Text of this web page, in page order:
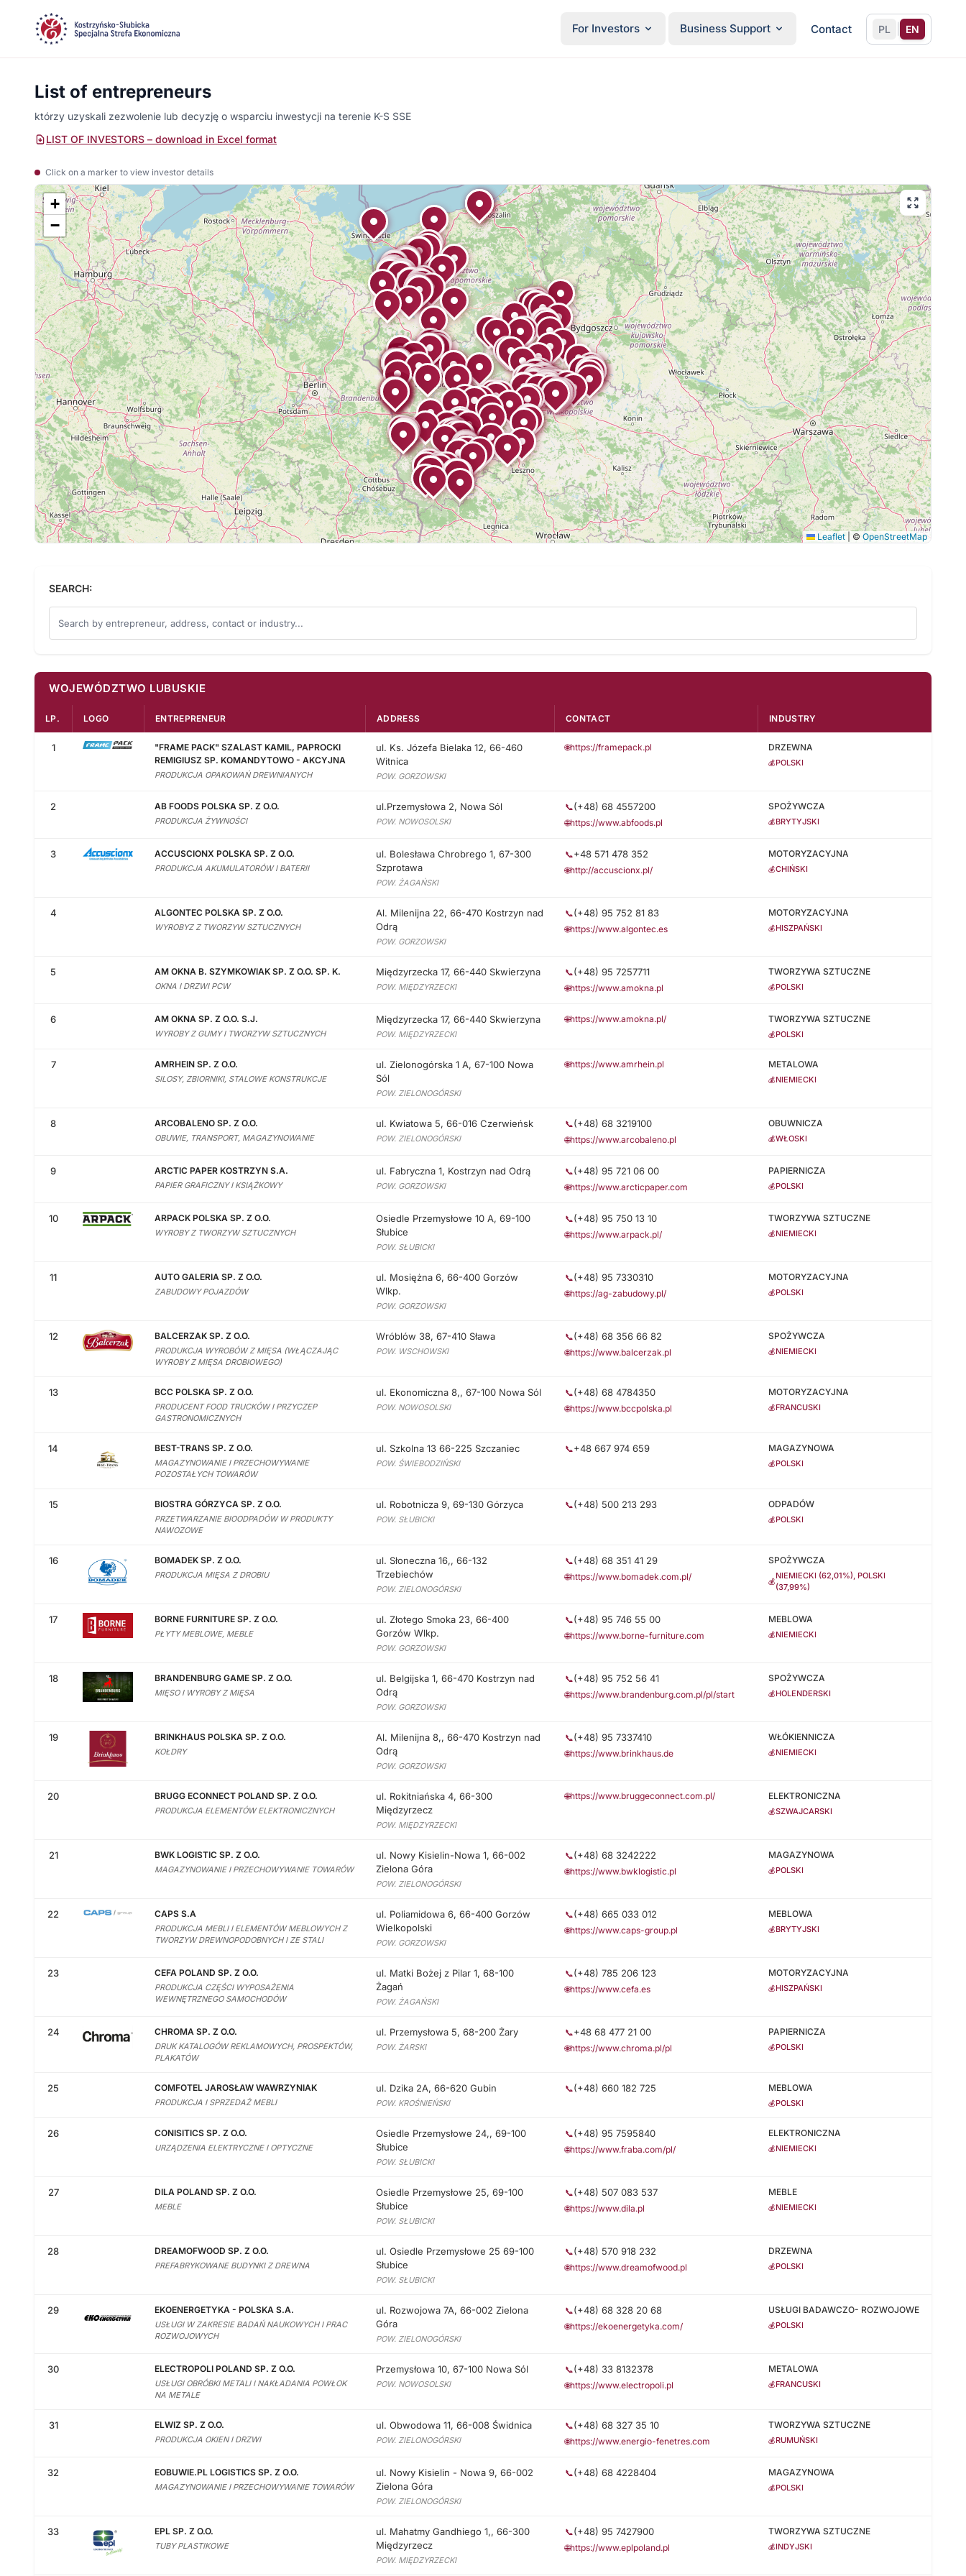
For Investors Business Support Contact PL EN
List of entrepreneurs
którzy uzyskali zezwolenie lub decyzję o wsparciu inwestycji na terenie K-S SSE
LIST OF INVESTORS – download in Excel format
Click on a marker to view investor details
+
−
Leaflet © OpenStreetMap
SEARCH:
WOJEWÓDZTWO LUBUSKIE
LP. LOGO ENTREPRENEUR ADDRESS CONTACT INDUSTRY
1
"FRAME PACK" SZALAST KAMIL, PAPROCKI
REMIGIUSZ SP. KOMANDYTOWO - AKCYJNA
PRODUKCJA OPAKOWAŃ DREWNIANYCH
ul. Ks. Józefa Bielaka 12, 66-460
Witnica
POW. GORZOWSKI
🌐https://framepack.pl DRZEWNA
💰POLSKI
2 AB FOODS POLSKA SP. Z O.O.
PRODUKCJA ŻYWNOŚCI
ul.Przemysłowa 2, Nowa Sól
POW. NOWOSOLSKI
📞(+48) 68 4557200
🌐https://www.abfoods.pl
SPOŻYWCZA
💰BRYTYJSKI
3 ACCUSCIONX POLSKA SP. Z O.O.
PRODUKCJA AKUMULATORÓW I BATERII
ul. Bolesława Chrobrego 1, 67-300
Szprotawa
POW. ŻAGAŃSKI
📞+48 571 478 352
🌐http://accuscionx.pl/
MOTORYZACYJNA
💰CHIŃSKI
4 ALGONTEC POLSKA SP. Z O.O.
WYROBYZ Z TWORZYW SZTUCZNYCH
Al. Milenijna 22, 66-470 Kostrzyn nad
Odrą
POW. GORZOWSKI
📞(+48) 95 752 81 83
🌐https://www.algontec.es
MOTORYZACYJNA
💰HISZPAŃSKI
5 AM OKNA B. SZYMKOWIAK SP. Z O.O. SP. K.
OKNA I DRZWI PCW
Międzyrzecka 17, 66-440 Skwierzyna
POW. MIĘDZYRZECKI
📞(+48) 95 7257711
🌐https://www.amokna.pl
TWORZYWA SZTUCZNE
💰POLSKI
6 AM OKNA SP. Z O.O. S.J.
WYROBY Z GUMY I TWORZYW SZTUCZNYCH
Międzyrzecka 17, 66-440 Skwierzyna
POW. MIĘDZYRZECKI
🌐https://www.amokna.pl/ TWORZYWA SZTUCZNE
💰POLSKI
7 AMRHEIN SP. Z O.O.
SILOSY, ZBIORNIKI, STALOWE KONSTRUKCJE
ul. Zielonogórska 1 A, 67-100 Nowa
Sól
POW. ZIELONOGÓRSKI
🌐https://www.amrhein.pl METALOWA
💰NIEMIECKI
8 ARCOBALENO SP. Z O.O.
OBUWIE, TRANSPORT, MAGAZYNOWANIE
ul. Kwiatowa 5, 66-016 Czerwieńsk
POW. ZIELONOGÓRSKI
📞(+48) 68 3219100
🌐https://www.arcobaleno.pl
OBUWNICZA
💰WŁOSKI
9 ARCTIC PAPER KOSTRZYN S.A.
PAPIER GRAFICZNY I KSIĄŻKOWY
ul. Fabryczna 1, Kostrzyn nad Odrą
POW. GORZOWSKI
📞(+48) 95 721 06 00
🌐https://www.arcticpaper.com
PAPIERNICZA
💰POLSKI
10 ARPACK POLSKA SP. Z O.O.
WYROBY Z TWORZYW SZTUCZNYCH
Osiedle Przemysłowe 10 A, 69-100
Słubice
POW. SŁUBICKI
📞(+48) 95 750 13 10
🌐https://www.arpack.pl/
TWORZYWA SZTUCZNE
💰NIEMIECKI
11 AUTO GALERIA SP. Z O.O.
ZABUDOWY POJAZDÓW
ul. Mosiężna 6, 66-400 Gorzów
Wlkp.
POW. GORZOWSKI
📞(+48) 95 7330310
🌐https://ag-zabudowy.pl/
MOTORYZACYJNA
💰POLSKI
12 BALCERZAK SP. Z O.O.
PRODUKCJA WYROBÓW Z MIĘSA (WŁĄCZAJĄC
WYROBY Z MIĘSA DROBIOWEGO)
Wróblów 38, 67-410 Sława
POW. WSCHOWSKI
📞(+48) 68 356 66 82
🌐https://www.balcerzak.pl
SPOŻYWCZA
💰NIEMIECKI
13 BCC POLSKA SP. Z O.O.
PRODUCENT FOOD TRUCKÓW I PRZYCZEP
GASTRONOMICZNYCH
ul. Ekonomiczna 8,, 67-100 Nowa Sól
POW. NOWOSOLSKI
📞(+48) 68 4784350
🌐https://www.bccpolska.pl
MOTORYZACYJNA
💰FRANCUSKI
14 BEST-TRANS SP. Z O.O.
MAGAZYNOWANIE I PRZECHOWYWANIE
POZOSTAŁYCH TOWARÓW
ul. Szkolna 13 66-225 Szczaniec
POW. ŚWIEBODZIŃSKI
📞+48 667 974 659 MAGAZYNOWA
💰POLSKI
15 BIOSTRA GÓRZYCA SP. Z O.O.
PRZETWARZANIE BIOODPADÓW W PRODUKTY
NAWOZOWE
ul. Robotnicza 9, 69-130 Górzyca
POW. SŁUBICKI
📞(+48) 500 213 293 ODPADÓW
💰POLSKI
16 BOMADEK SP. Z O.O.
PRODUKCJA MIĘSA Z DROBIU
ul. Słoneczna 16,, 66-132
Trzebiechów
POW. ZIELONOGÓRSKI
📞(+48) 68 351 41 29
🌐https://www.bomadek.com.pl/
SPOŻYWCZA
💰
NIEMIECKI (62,01%), POLSKI
(37,99%)
17 BORNE FURNITURE SP. Z O.O.
PŁYTY MEBLOWE, MEBLE
ul. Złotego Smoka 23, 66-400
Gorzów Wlkp.
POW. GORZOWSKI
📞(+48) 95 746 55 00
🌐https://www.borne-furniture.com
MEBLOWA
💰NIEMIECKI
18 BRANDENBURG GAME SP. Z O.O.
MIĘSO I WYROBY Z MIĘSA
ul. Belgijska 1, 66-470 Kostrzyn nad
Odrą
POW. GORZOWSKI
📞(+48) 95 752 56 41
🌐https://www.brandenburg.com.pl/pl/start
SPOŻYWCZA
💰HOLENDERSKI
19 BRINKHAUS POLSKA SP. Z O.O.
KOŁDRY
Al. Milenijna 8,, 66-470 Kostrzyn nad
Odrą
POW. GORZOWSKI
📞(+48) 95 7337410
🌐https://www.brinkhaus.de
WŁÓKIENNICZA
💰NIEMIECKI
20 BRUGG ECONNECT POLAND SP. Z O.O.
PRODUKCJA ELEMENTÓW ELEKTRONICZNYCH
ul. Rokitniańska 4, 66-300
Międzyrzecz
POW. MIĘDZYRZECKI
🌐https://www.bruggeconnect.com.pl/ ELEKTRONICZNA
💰SZWAJCARSKI
21 BWK LOGISTIC SP. Z O.O.
MAGAZYNOWANIE I PRZECHOWYWANIE TOWARÓW
ul. Nowy Kisielin-Nowa 1, 66-002
Zielona Góra
POW. ZIELONOGÓRSKI
📞(+48) 68 3242222
🌐https://www.bwklogistic.pl
MAGAZYNOWA
💰POLSKI
22 CAPS S.A
PRODUKCJA MEBLI I ELEMENTÓW MEBLOWYCH Z
TWORZYW DREWNOPODOBNYCH I ZE STALI
ul. Poliamidowa 6, 66-400 Gorzów
Wielkopolski
POW. GORZOWSKI
📞(+48) 665 033 012
🌐https://www.caps-group.pl
MEBLOWA
💰BRYTYJSKI
23 CEFA POLAND SP. Z O.O.
PRODUKCJA CZĘŚCI WYPOSAŻENIA
WEWNĘTRZNEGO SAMOCHODÓW
ul. Matki Bożej z Pilar 1, 68-100
Żagań
POW. ŻAGAŃSKI
📞(+48) 785 206 123
🌐https://www.cefa.es
MOTORYZACYJNA
💰HISZPAŃSKI
24 CHROMA SP. Z O.O.
DRUK KATALOGÓW REKLAMOWYCH, PROSPEKTÓW,
PLAKATÓW
ul. Przemysłowa 5, 68-200 Żary
POW. ŻARSKI
📞+48 68 477 21 00
🌐https://www.chroma.pl/pl
PAPIERNICZA
💰POLSKI
25 COMFOTEL JAROSŁAW WAWRZYNIAK
PRODUKCJA I SPRZEDAŻ MEBLI
ul. Dzika 2A, 66-620 Gubin
POW. KROŚNIEŃSKI
📞(+48) 660 182 725 MEBLOWA
💰POLSKI
26 CONISITICS SP. Z O.O.
URZĄDZENIA ELEKTRYCZNE I OPTYCZNE
Osiedle Przemysłowe 24,, 69-100
Słubice
POW. SŁUBICKI
📞(+48) 95 7595840
🌐https://www.fraba.com/pl/
ELEKTRONICZNA
💰NIEMIECKI
27 DILA POLAND SP. Z O.O.
MEBLE
Osiedle Przemysłowe 25, 69-100
Słubice
POW. SŁUBICKI
📞(+48) 507 083 537
🌐https://www.dila.pl
MEBLE
💰NIEMIECKI
28 DREAMOFWOOD SP. Z O.O.
PREFABRYKOWANE BUDYNKI Z DREWNA
ul. Osiedle Przemysłowe 25 69-100
Słubice
POW. SŁUBICKI
📞(+48) 570 918 232
🌐https://www.dreamofwood.pl
DRZEWNA
💰POLSKI
29 EKOENERGETYKA - POLSKA S.A.
USŁUGI W ZAKRESIE BADAŃ NAUKOWYCH I PRAC
ROZWOJOWYCH
ul. Rozwojowa 7A, 66-002 Zielona
Góra
POW. ZIELONOGÓRSKI
📞(+48) 68 328 20 68
🌐https://ekoenergetyka.com/
USŁUGI BADAWCZO- ROZWOJOWE
💰POLSKI
30 ELECTROPOLI POLAND SP. Z O.O.
USŁUGI OBRÓBKI METALI I NAKŁADANIA POWŁOK
NA METALE
Przemysłowa 10, 67-100 Nowa Sól
POW. NOWOSOLSKI
📞(+48) 33 8132378
🌐https://www.electropoli.pl
METALOWA
💰FRANCUSKI
31 ELWIZ SP. Z O.O.
PRODUKCJA OKIEN I DRZWI
ul. Obwodowa 11, 66-008 Świdnica
POW. ZIELONOGÓRSKI
📞(+48) 68 327 35 10
🌐https://www.energio-fenetres.com
TWORZYWA SZTUCZNE
💰RUMUŃSKI
32 EOBUWIE.PL LOGISTICS SP. Z O.O.
MAGAZYNOWANIE I PRZECHOWYWANIE TOWARÓW
ul. Nowy Kisielin - Nowa 9, 66-002
Zielona Góra
POW. ZIELONOGÓRSKI
📞(+48) 68 4228404 MAGAZYNOWA
💰POLSKI
33 EPL SP. Z O.O.
TUBY PLASTIKOWE
ul. Mahatmy Gandhiego 1,, 66-300
Międzyrzecz
POW. MIĘDZYRZECKI
📞(+48) 95 7427900
🌐https://www.eplpoland.pl
TWORZYWA SZTUCZNE
💰INDYJSKI